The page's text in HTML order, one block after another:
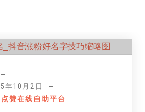
年10月2日
赞在线自助平台